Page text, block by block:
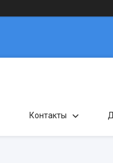
Контакты